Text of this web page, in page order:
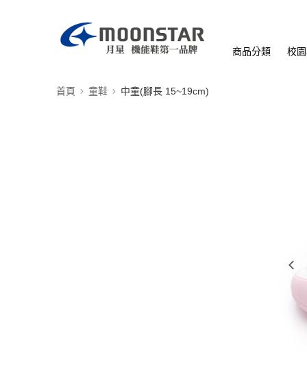
商品分類 校
首頁 童鞋 中童(腳長 15~19cm)